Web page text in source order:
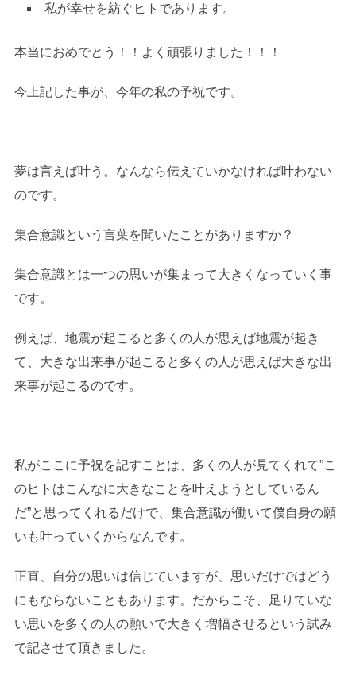
私が幸せを紡ぐヒトであります。
本当におめでとう！！よく頑張りました！！！
今上記した事が、今年の私の予祝です。
夢は言えば叶う。なんなら伝えていかなければ叶わない
のです。
集合意識という言葉を聞いたことがありますか？
集合意識とは一つの思いが集まって大きくなっていく事
です。
例えば、地震が起こると多くの人が思えば地震が起き
て、大きな出来事が起こると多くの人が思えば大きな出
来事が起こるのです。
私がここに予祝を記すことは、多くの人が見てくれて”こ
のヒトはこんなに大きなことを叶えようとしているん
だ”と思ってくれるだけで、集合意識が働いて僕自身の願
いも叶っていくからなんです。
正直、自分の思いは信じていますが、思いだけではどう
にもならないこともあります。だからこそ、足りていな
い思いを多くの人の願いで大きく増幅させるという試み
で記させて頂きました。